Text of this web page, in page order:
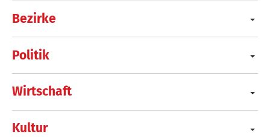
Bezirke
Politik
Wirtschaft
Kultur